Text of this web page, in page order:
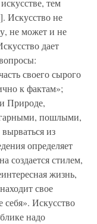
тем
Искусство не
не может и не
дает
своего сырого
к фактам»;
Природе,
пошлыми,
из
определяет
создается стилем,
жизнь,
свое
себя». Искусство
надо